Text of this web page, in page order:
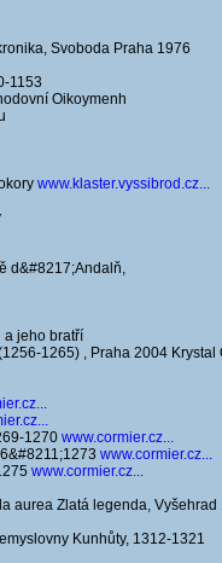
Svoboda Praha 1976
1153
Oikoymenh
www.klaster.vyssibrod.cz...
d&#8217;Andalň,
a jeho bratří
1265) , Praha 2004 Krystal
1270 www.cormier.cz...
www.cormier.cz...
www.cormier.cz...
aurea Zlatá legenda, Vyšehrad
Kunhůty, 1312-1321